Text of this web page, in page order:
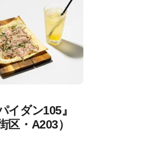
イダン105』
区・A203）